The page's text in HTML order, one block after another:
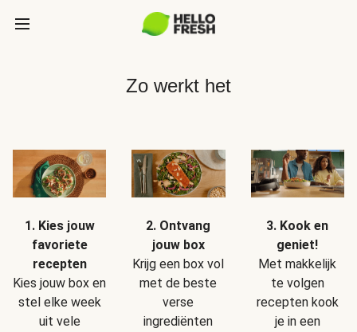
Zo werkt het
1. Kies jouw
favoriete
recepten
Kies jouw box en
stel elke week
uit vele
2. Ontvang
jouw box
Krijg een box vol
met de beste
verse
ingrediënten
3. Kook en
geniet!
Met makkelijk
te volgen
recepten kook
je in een